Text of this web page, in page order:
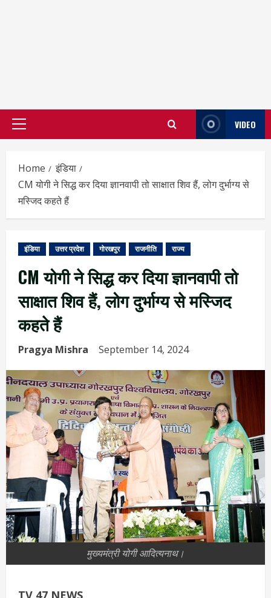
Primary
VIDEO
Home
इंडिया
CM योगी ने सिद्ध कर दिया ज्ञानवापी तो साक्षात शिव हैं, लोग दुर्भाग्य से
मस्जिद कहते हैं
इंडिया उत्तर प्रदेश गोरखपुर राजनीति राज्य
CM योगी ने सिद्ध कर दिया ज्ञानवापी तो
साक्षात शिव हैं, लोग दुर्भाग्य से मस्जिद
कहते हैं
Pragya Mishra September 14, 2024
मुख्यमंत्री योगी आदित्यनाथ।
TV 47 NEWS